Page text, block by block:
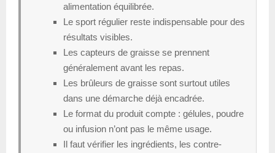
alimentation équilibrée.
Le sport régulier reste indispensable pour des
résultats visibles.
Les capteurs de graisse se prennent
généralement avant les repas.
Les brûleurs de graisse sont surtout utiles
dans une démarche déjà encadrée.
Le format du produit compte : gélules, poudre
ou infusion n’ont pas le même usage.
Il faut vérifier les ingrédients, les contre-